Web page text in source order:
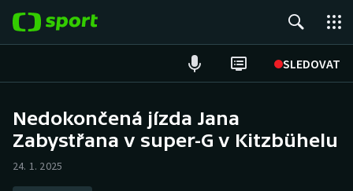
SLEDOVAT
Hokej
Nedokončená jízda Jana
Zabystřana v super-G v Kitzbühelu
24. 1. 2025